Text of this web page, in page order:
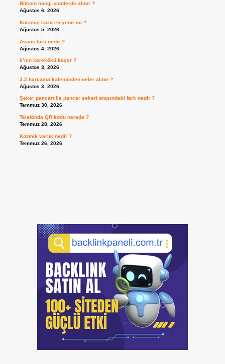
Bitcoin hangi saatlerde alınır ?
Ağustos 6, 2026
Kokmuş kuzu eti yenir mi ?
Ağustos 5, 2026
Avans türü nedir ?
Ağustos 4, 2026
6’nın karekökü kaçtır ?
Ağustos 3, 2026
3.2 harcama kaleminden neler alınır ?
Ağustos 3, 2026
Şeker pancarı ile pancar şekeri arasındaki fark nedir ?
Temmuz 30, 2026
Telefonda QR kodu nerede ?
Temmuz 28, 2026
Kozmik varlık nedir ?
Temmuz 26, 2026